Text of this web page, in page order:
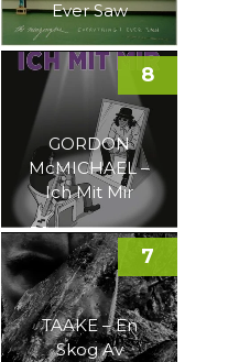
Ever Saw
GORDON
McMICHAEL –
Ich Mit Mir
8
TAAKE – En
Skog Av
7